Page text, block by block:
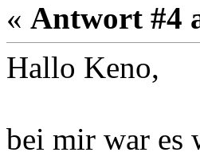
« Antwort #4
Hallo Keno,
bei mir war es